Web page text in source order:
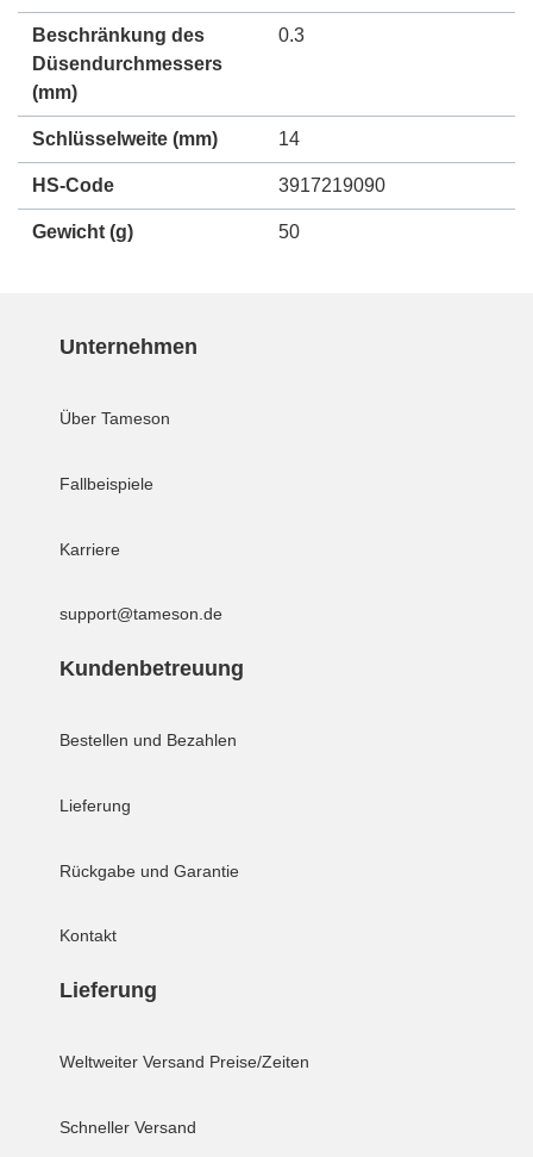
Beschränkung des
Düsendurchmessers
(mm)
0.3
Schlüsselweite (mm) 14
HS-Code 3917219090
Gewicht (g) 50
Unternehmen
Über Tameson
Fallbeispiele
Karriere
support@tameson.de
Kundenbetreuung
Bestellen und Bezahlen
Lieferung
Rückgabe und Garantie
Kontakt
Lieferung
Weltweiter Versand Preise/Zeiten
Schneller Versand